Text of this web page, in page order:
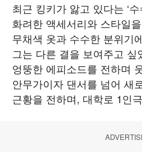
최근 킹키가 앓고 있다는 ‘
화려한 액세서리와 스타일
무채색 옷과 수수한 분위기
그는 다른 결을 보여주고
엉뚱한 에피소드를 전하며
안무가이자 댄서를 넘어 새
근황을 전하며, 대학로 1인